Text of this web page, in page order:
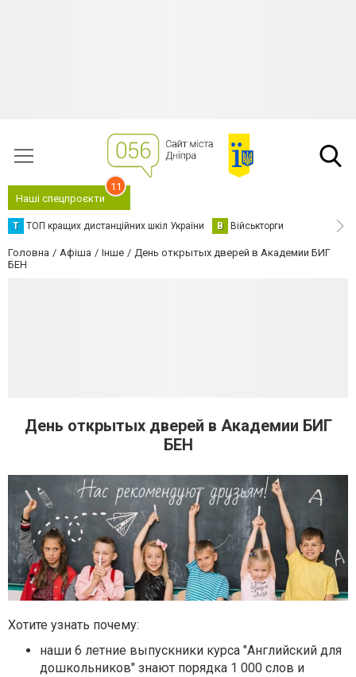
Наші спецпроєкти
11
Т ТОП кращих дистанційних шкіл України В Військторги
Головна Афіша Інше
День открытых дверей в Академии БИГ
БЕН
День открытых дверей в Академии БИГ
БЕН
Хотите узнать почему:
наши 6 летние выпускники курса "Английский для
дошкольников" знают порядка 1 000 слов и